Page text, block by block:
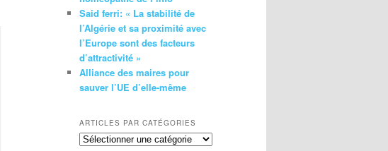
Said ferri: « La stabilité de
l’Algérie et sa proximité avec
l’Europe sont des facteurs
d’attractivité »
Alliance des maires pour
sauver l’UE d’elle-même
ARTICLES PAR CATÉGORIES
Articles